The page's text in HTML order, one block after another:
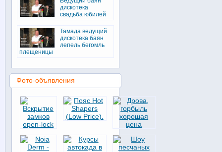
дискотека
свадьба юбилей
Тамада ведущий
дискотека баян
лепель бегомль
плещеницы
Фото-объявления